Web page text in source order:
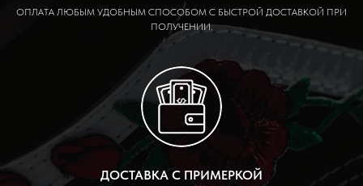
ОПЛАТА ЛЮБЫМ УДОБНЫМ СПОСОБОМ С БЫСТРОЙ ДОСТАВКОЙ ПРИ
ПОЛУЧЕНИИ.
ДОСТАВКА С ПРИМЕРКОЙ